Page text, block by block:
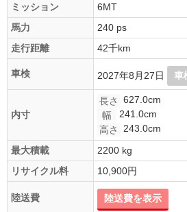
ミッション
6MT
馬力
240 ps
走行距離
42千km
車検 2027年8月27日 車
内寸
長さ
627.0cm
幅
241.0cm
高さ
243.0cm
最大積載
2200 kg
リサイクル料
10,900円
陸送費 陸送費を表示